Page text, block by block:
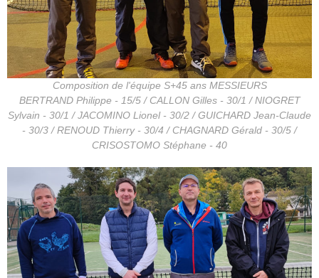
Composition de l'équipe S+45 ans MESSIEURS
BERTRAND Philippe - 15/5 / CALLON Gilles - 30/1 / NIOGRET
Sylvain - 30/1 / JACOMINO Lionel - 30/2 / GUICHARD Jean-Claude
- 30/3 / RENOUD Thierry - 30/4 / CHAGNARD Gérald - 30/5 /
CRISOSTOMO Stéphane - 40